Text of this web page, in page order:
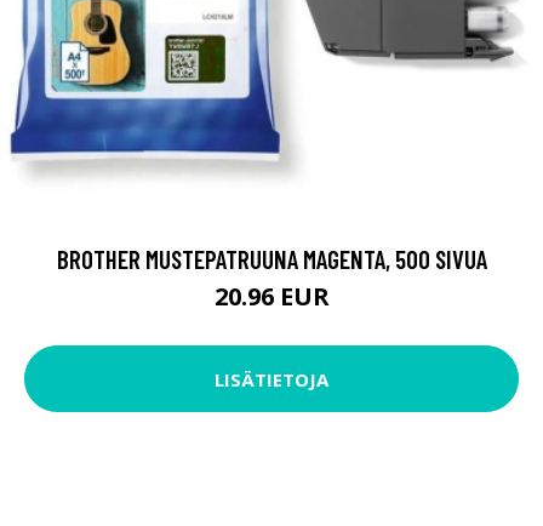
BROTHER MUSTEPATRUUNA MAGENTA, 500 SIVUA
20.96 EUR
LISÄTIETOJA